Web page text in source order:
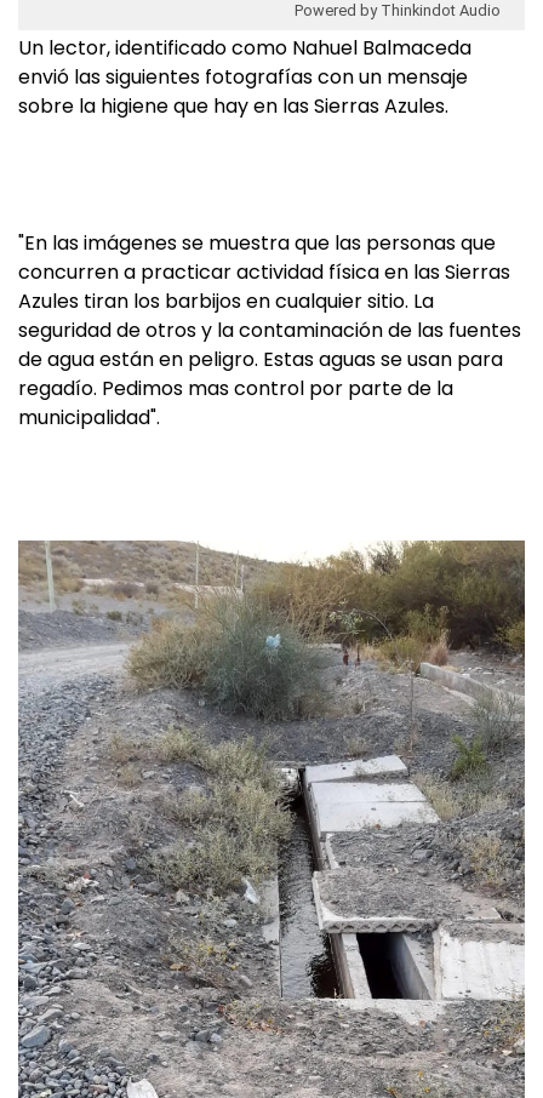
Powered by Thinkindot Audio
Un lector, identificado como Nahuel Balmaceda
envió las siguientes fotografías con un mensaje
sobre la higiene que hay en las Sierras Azules.
"En las imágenes se muestra que las personas que
concurren a practicar actividad física en las Sierras
Azules tiran los barbijos en cualquier sitio. La
seguridad de otros y la contaminación de las fuentes
de agua están en peligro. Estas aguas se usan para
regadío. Pedimos mas control por parte de la
municipalidad".